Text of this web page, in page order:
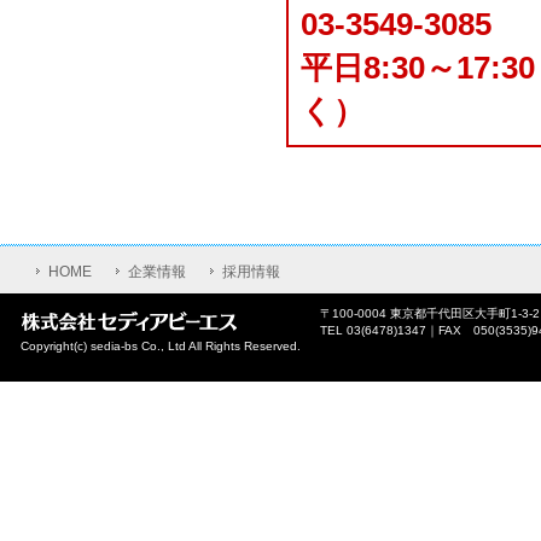
03-3549-3085
平日8:30～
く）
HOME 企業情報 採用情報
〒100-0004 東京都千代田区大手町1-3-
TEL 03(6478)1347｜FAX
Copyright(c) sedia-bs Co., Ltd All Rights Reserved.